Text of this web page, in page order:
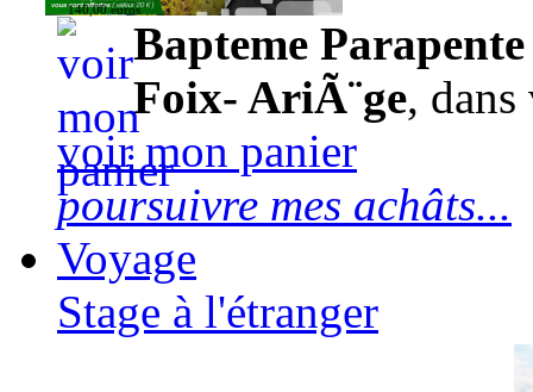
140,00 euros
Bapteme
Foix- AriÃ¨ge,
voir mon panier
poursuivre mes achâts...
Voyage
Stage à l'étranger